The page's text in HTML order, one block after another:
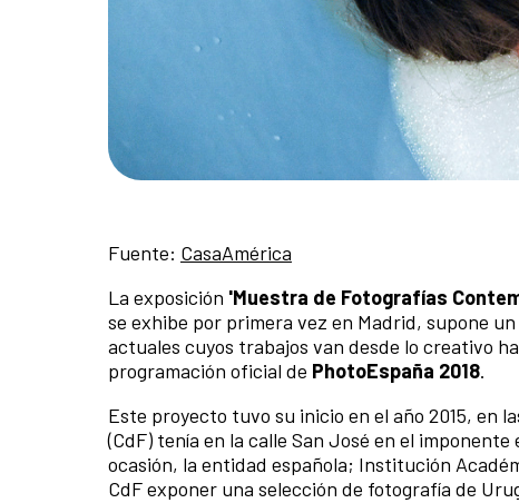
Fuente: CasaAmérica
La exposición 'Muestra de Fotografías
se exhibe por primera vez en Madrid, supone
actuales cuyos trabajos van desde lo creativo
programación oficial de PhotoEspaña 2018.
Este proyecto tuvo su inicio en el año 2015, en
(CdF) tenía en la calle San José en el
ocasión, la entidad española; Institución
CdF exponer una selección de fotografía de